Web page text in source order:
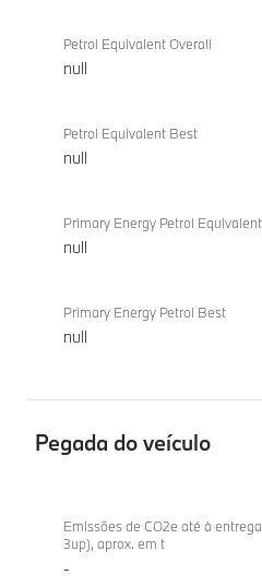
Petrol Equivalent Overall
null
Petrol Equivalent Best
null
Primary Energy Petrol Equivalent
null
Primary Energy Petrol Best
null
Pegada do veículo
veículo
M340d
xDrive
Berlina
Emissões de CO2e até à
3up), aprox. em t
-